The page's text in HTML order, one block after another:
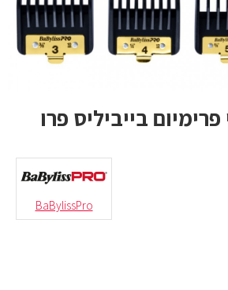
בייביליס פרו
BaBylissPro